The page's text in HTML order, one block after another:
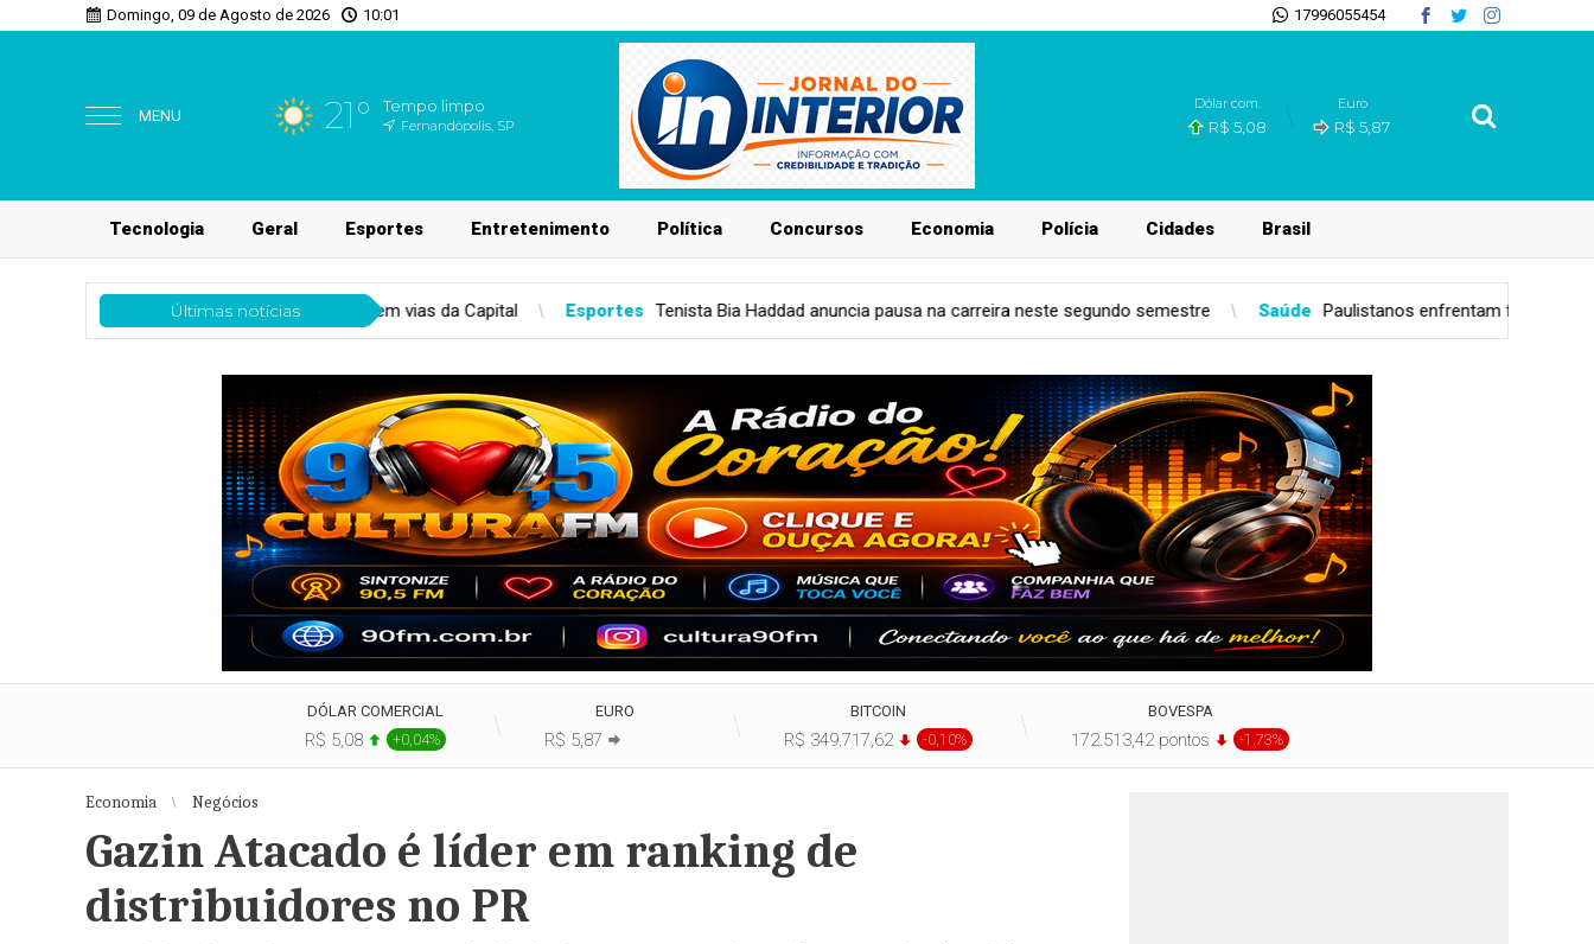
Domingo, 09 de Agosto de 2026 10:01 17996055454
MENU 21° Tempo limpo
Fernandópolis, SP
Dólar com.
R$ 5,08
Euro
R$ 5,87
Tecnologia Geral Esportes Entretenimento Política Concursos Economia Polícia Cidades Brasil
Últimas notícias
no trânsito em vias da Capital Esportes Tenista Bia Haddad anuncia pausa na carreira neste segundo semestre Saúde Paulistanos enfrentam filas para tomar vacina contra sarampo
DÓLAR COMERCIAL
R$ 5,08 +0,04%
EURO
R$ 5,87
BITCOIN
R$ 349.717,62 -0,10%
BOVESPA
172.513,42 pontos -1.73%
Economia Negócios
Gazin Atacado é líder em ranking de
distribuidores no PR